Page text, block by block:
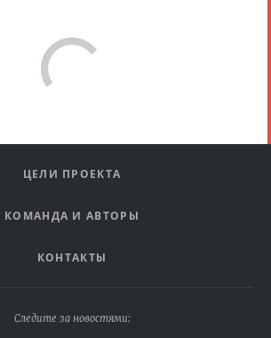
ЦЕЛИ ПРОЕКТА
КОМАНДА И АВТОРЫ
КОНТАКТЫ
Следите за новостями: